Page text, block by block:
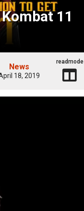
11
News
18, 2019
readmode